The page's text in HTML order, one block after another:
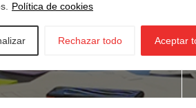
Política de cookies
Rechazar todo Aceptar